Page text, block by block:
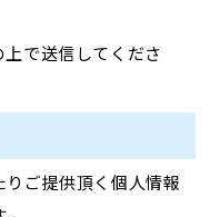
で送信してくださ
ご提供頂く個人情報